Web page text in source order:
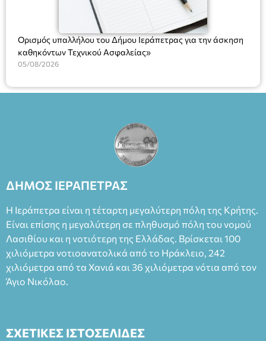
Ορισμός υπαλλήλου του Δήμου Ιεράπετρας για την άσκηση
καθηκόντων Τεχνικού Ασφαλείας»
05/08/2026
ΔΗΜΟΣ ΙΕΡΑΠΕΤΡΑΣ
Η Ιεράπετρα είναι η τέταρτη μεγαλύτερη πόλη της Κρήτης.
Είναι επίσης η μεγαλύτερη σε πληθυσμό πόλη του νομού
Λασιθίου και η νοτιότερη της Ελλάδας. Βρίσκεται 100
χιλιόμετρα νοτιοανατολικά από το Ηράκλειο, 242
χιλιόμετρα από τα Χανιά και 36 χιλιόμετρα νότια από τον
Άγιο Νικόλαο.
ΣΧΕΤΙΚΕΣ ΙΣΤΟΣΕΛΙΔΕΣ